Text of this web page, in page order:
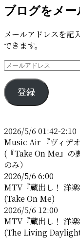
ブログをメー
メールアドレスを記
できます。
メ
ル
ア
ス
登録
2026/5/6 01:42-2:10
Music Air 『ヴィデ
(『Take On Me』の
のみ）
2026/5/6 6:00
MTV『蔵出し！ 洋楽
(Take On Me)
2026/5/6 12:00
MTV『蔵出し！ 洋楽
(The Living